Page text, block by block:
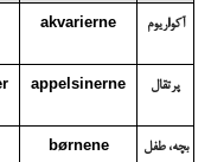
akvarierne آکواریوم
appelsinerne پرتقال
børnene بچه، طفل